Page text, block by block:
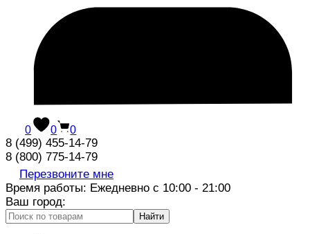
0 0 0
8 (499) 455-14-79
8 (800) 775-14-79
Перезвоните мне
Время работы: Ежедневно с 10:00 - 21:00
Ваш город:
Найти